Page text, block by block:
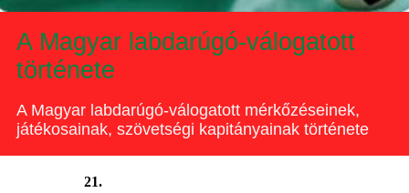
A Magyar labdarúgó-válogatott
története
A Magyar labdarúgó-válogatott mérkőzéseinek,
játékosainak, szövetségi kapitányainak története
21.